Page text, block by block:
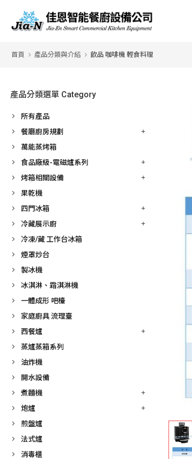
首頁 產品分類與介紹 飲品 咖啡機 輕食料理
產品分類選單 Category
所有產品
餐廳廚房規劃
萬能蒸烤箱
食品廠級-電磁爐系列
烤箱相關設備
果乾機
四門冰箱
冷藏展示廚
冷凍/藏 工作台冰箱
煙罩炒台
製冰機
冰淇淋、霜淇淋機
一體成形 吧檯
家庭廚具 流理臺
西餐爐
蒸爐蒸箱系列
油炸機
開水設備
煮麵機
炮爐
煎盤爐
法式爐
消毒櫃